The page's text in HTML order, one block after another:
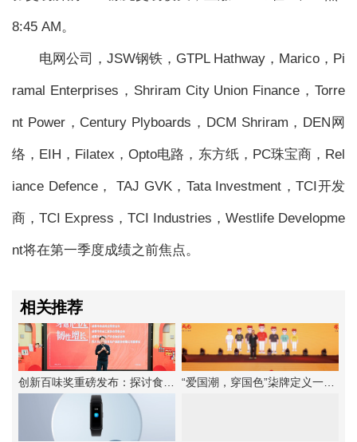
8:45 AM。
电网公司，JSW钢铁，GTPL Hathway，Marico，Pi
ramal Enterprises，Shriram City Union Finance，Torre
nt Power，Century Plyboards，DCM Shriram，DEN网
络，EIH，Filatex，Opto电路，东方纸，PC珠宝商，Rel
iance Defence， TAJ GVK，Tata Investment，TCI开发
商，TCI Express，TCI Industries，Westlife Developme
nt将在第一季度成绩之前焦点。
相关推荐